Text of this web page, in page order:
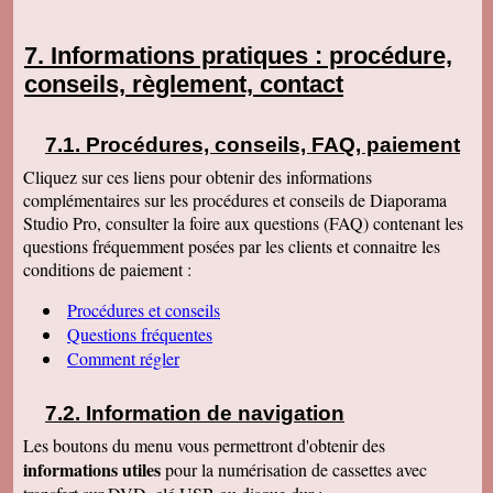
Informations pratiques : procédure,
conseils, règlement, contact
Procédures, conseils, FAQ, paiement
Cliquez sur ces liens pour obtenir des informations
complémentaires sur les procédures et conseils de Diaporama
Studio Pro, consulter la foire aux questions (FAQ) contenant les
questions fréquemment posées par les clients et connaitre les
conditions de paiement :
Procédures et conseils
Questions fréquentes
Comment régler
Information de navigation
Les boutons du menu vous permettront d'obtenir des
informations utilespour la numérisation de cassettes avec